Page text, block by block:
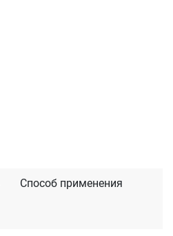
Способ применения